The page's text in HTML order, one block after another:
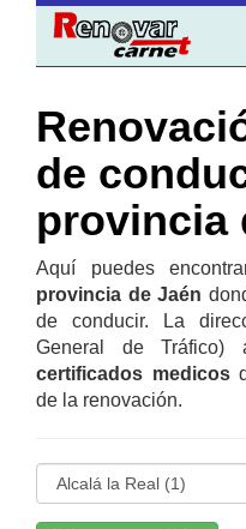
de
provincia
Aquí puedes
provincia de Jaén
de conducir. La
General de
certificados medicos
de la renovación.